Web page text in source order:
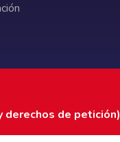
derechos de petición)